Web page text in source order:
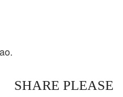
SHARE PLEASE